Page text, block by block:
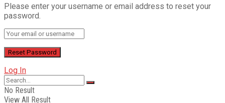
Please enter your username or email address to reset your
password.
Log In
No Result
View All Result